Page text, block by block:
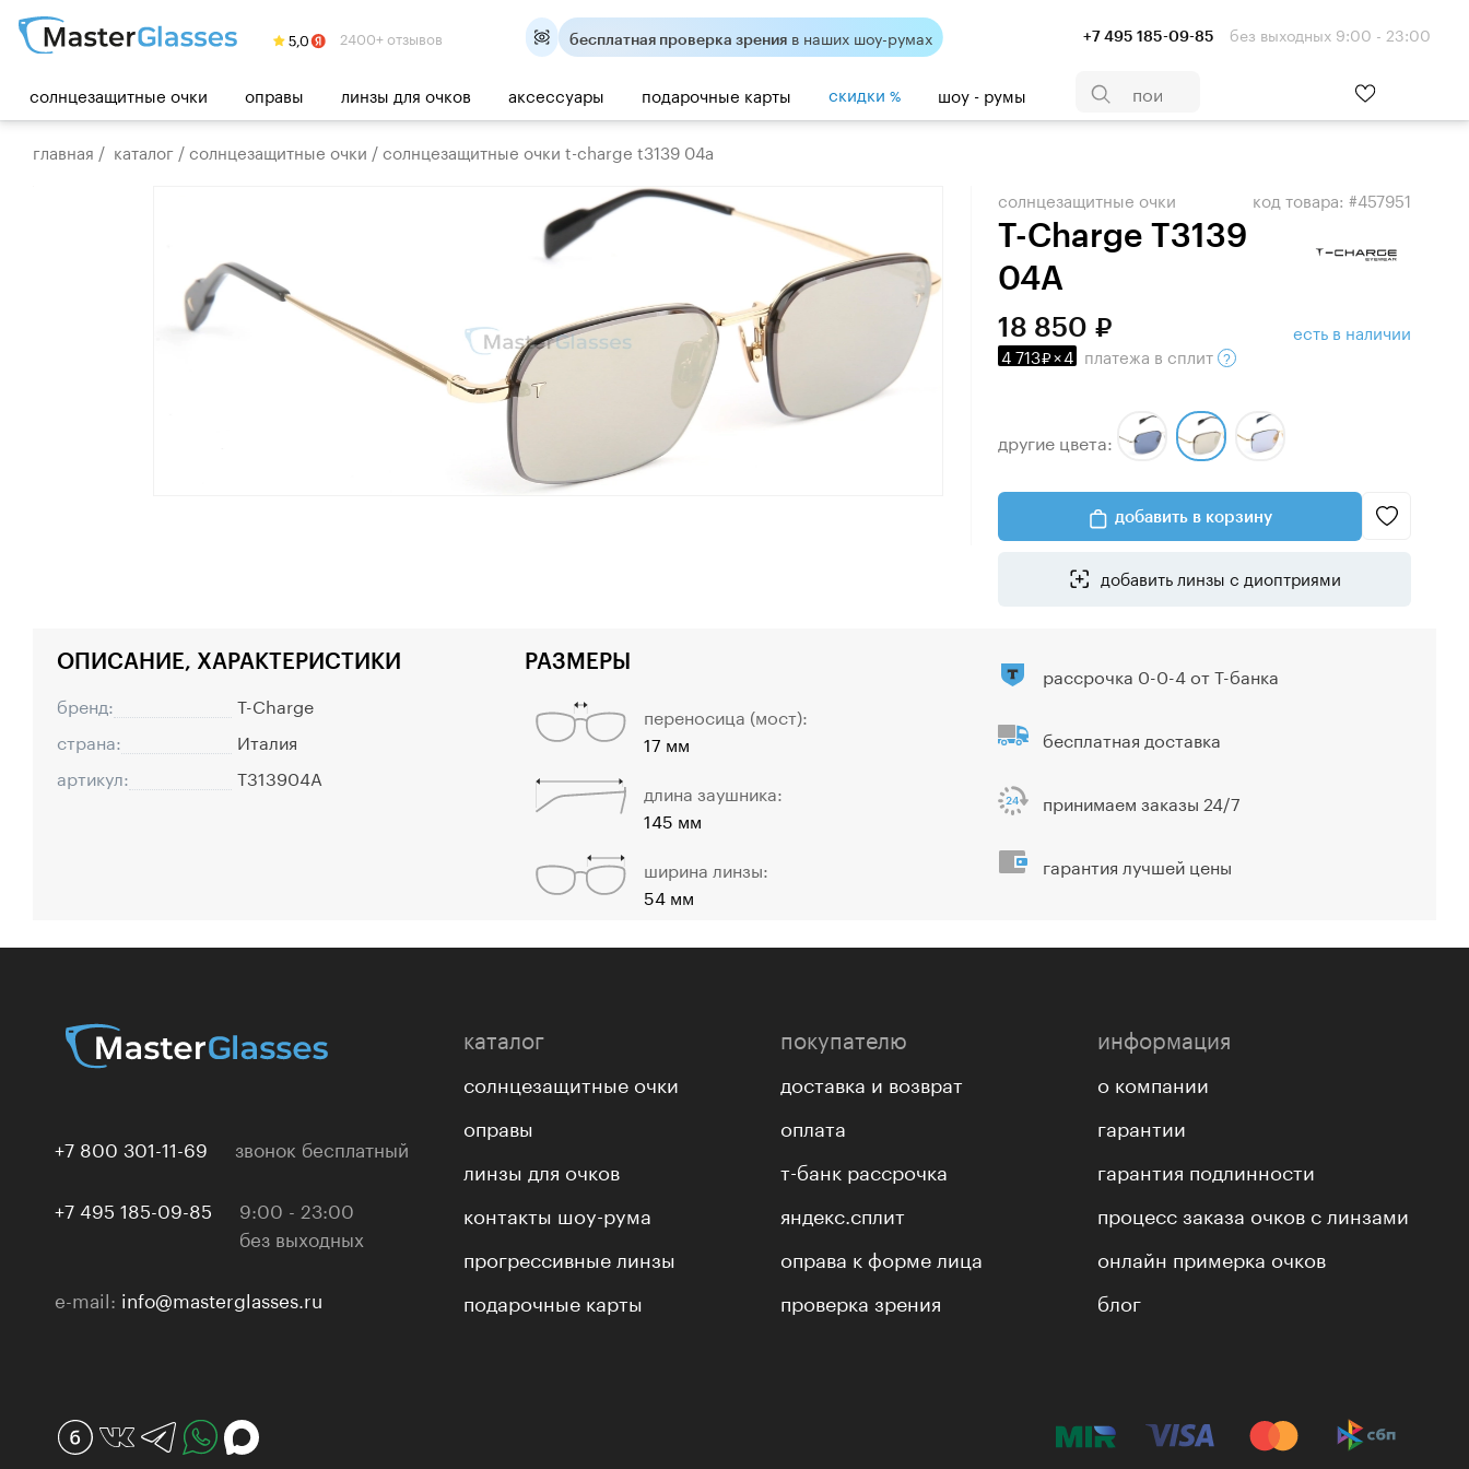
2400+ отзывов +7 495 185-09-85 без выходных 9:00 - 23:00
бесплатная проверка зрения в наших шоу-румах
солнцезащитные очки оправы линзы для очков аксессуары подарочные карты скидки % шоу - румы
главная / каталог /солнцезащитные очки /солнцезащитные очки t-charge t3139 04a
солнцезащитные очки
T-Charge T3139
04A
код товара: #457951
18 850
4 713 ×4 платежа в сплит
есть в наличии
другие цвета:
добавить в корзину
добавить линзы с диоптриями
ОПИСАНИЕ, ХАРАКТЕРИСТИКИ
бренд:
T-Charge
страна:
Италия
артикул:
T313904A
РАЗМЕРЫ
переносица (мост):
17 мм
длина заушника:
145 мм
ширина линзы:
54 мм
рассрочка 0-0-4 от Т-банка
бесплатная доставка
принимаем заказы 24/7
гарантия лучшей цены
+7 800 301-11-69 звонок бесплатный
+7 495 185-09-85
9:00 - 23:00
без выходных
e-mail: info@masterglasses.ru
каталог
солнцезащитные очки
оправы
линзы для очков
контакты шоу-рума
прогрессивные линзы
подарочные карты
покупателю
доставка и возврат
оплата
т-банк рассрочка
яндекс.сплит
оправа к форме лица
проверка зрения
информация
о компании
гарантии
гарантия подлинности
процесс заказа очков с линзами
онлайн примерка очков
блог